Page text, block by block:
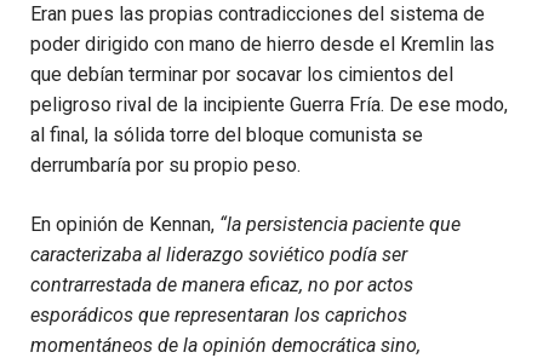
Eran pues las propias contradicciones del sistema de
poder dirigido con mano de hierro desde el Kremlin las
que debían terminar por socavar los cimientos del
peligroso rival de la incipiente Guerra Fría. De ese modo,
al final, la sólida torre del bloque comunista se
derrumbaría por su propio peso.
En opinión de Kennan, “la persistencia paciente que
caracterizaba al liderazgo soviético podía ser
contrarrestada de manera eficaz, no por actos
esporádicos que representaran los caprichos
momentáneos de la opinión democrática sino,